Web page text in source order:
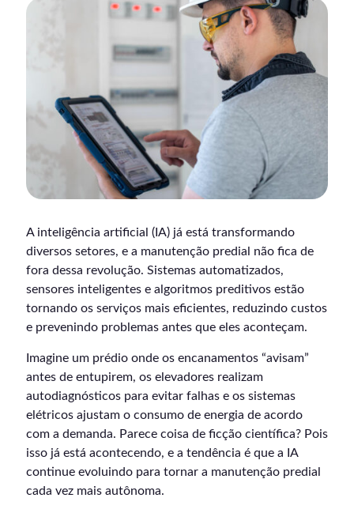
A inteligência artificial (IA) já está transformando
diversos setores, e a manutenção predial não fica de
fora dessa revolução. Sistemas automatizados,
sensores inteligentes e algoritmos preditivos estão
tornando os serviços mais eficientes, reduzindo custos
e prevenindo problemas antes que eles aconteçam.
Imagine um prédio onde os encanamentos “avisam”
antes de entupirem, os elevadores realizam
autodiagnósticos para evitar falhas e os sistemas
elétricos ajustam o consumo de energia de acordo
com a demanda. Parece coisa de ficção científica? Pois
isso já está acontecendo, e a tendência é que a IA
continue evoluindo para tornar a manutenção predial
cada vez mais autônoma.